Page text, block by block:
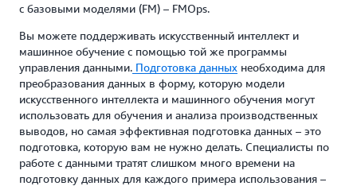
с базовыми моделями (FM) – FMOps.
Вы можете поддерживать искусственный интеллект и
машинное обучение с помощью той же программы
управления данными. Подготовка данных необходима для
преобразования данных в форму, которую модели
искусственного интеллекта и машинного обучения могут
использовать для обучения и анализа производственных
выводов, но самая эффективная подготовка данных – это
подготовка, которую вам не нужно делать. Специалисты по
работе с данными тратят слишком много времени на
подготовку данных для каждого примера использования –